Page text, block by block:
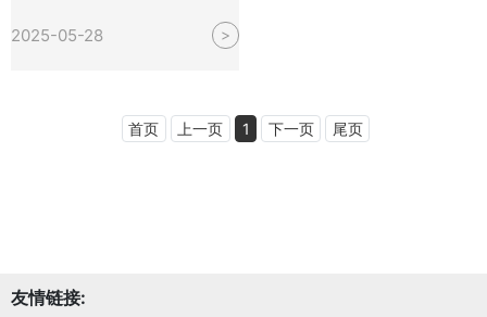
2025-05-28 >
首页 上一页 1 下一页 尾页
友情链接: